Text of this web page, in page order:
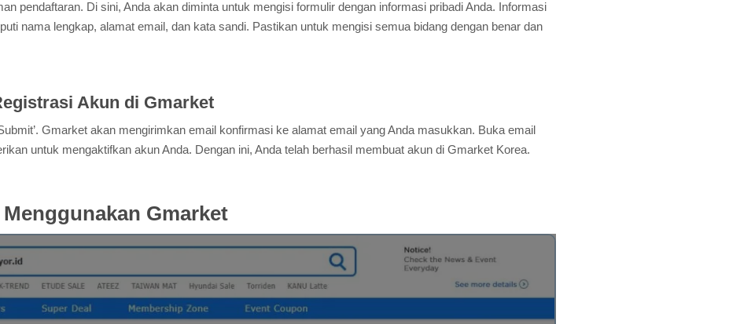
pendaftaran. Di sini, Anda akan diminta untuk mengisi formulir dengan informasi pribadi Anda. Informasi
nama lengkap, alamat email, dan kata sandi. Pastikan untuk mengisi semua bidang dengan benar dan
Akun di Gmarket
Gmarket akan mengirimkan email konfirmasi ke alamat email yang Anda masukkan. Buka email
untuk mengaktifkan akun Anda. Dengan ini, Anda telah berhasil membuat akun di Gmarket Korea.
Gmarket